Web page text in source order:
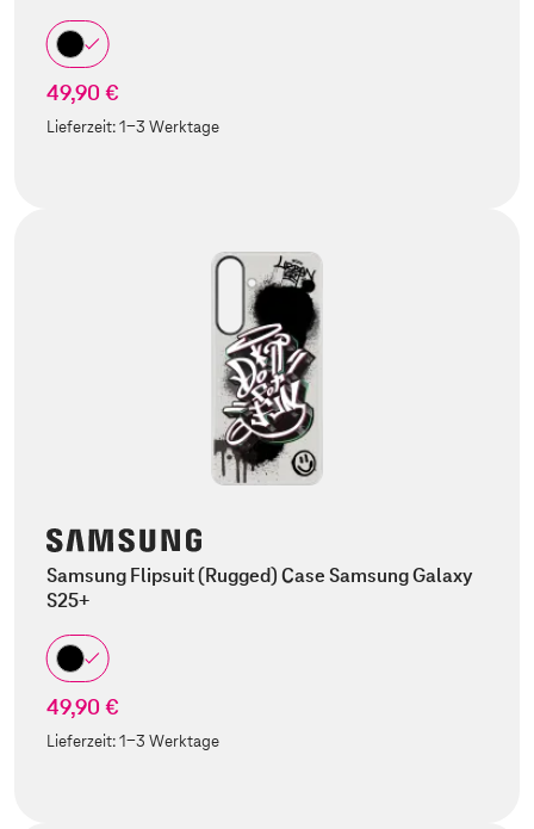
49,90 €
Lieferzeit:1-3 Werktage
Samsung Flipsuit (Rugged) Case Samsung Galaxy
S25+
49,90 €
Lieferzeit:1-3 Werktage